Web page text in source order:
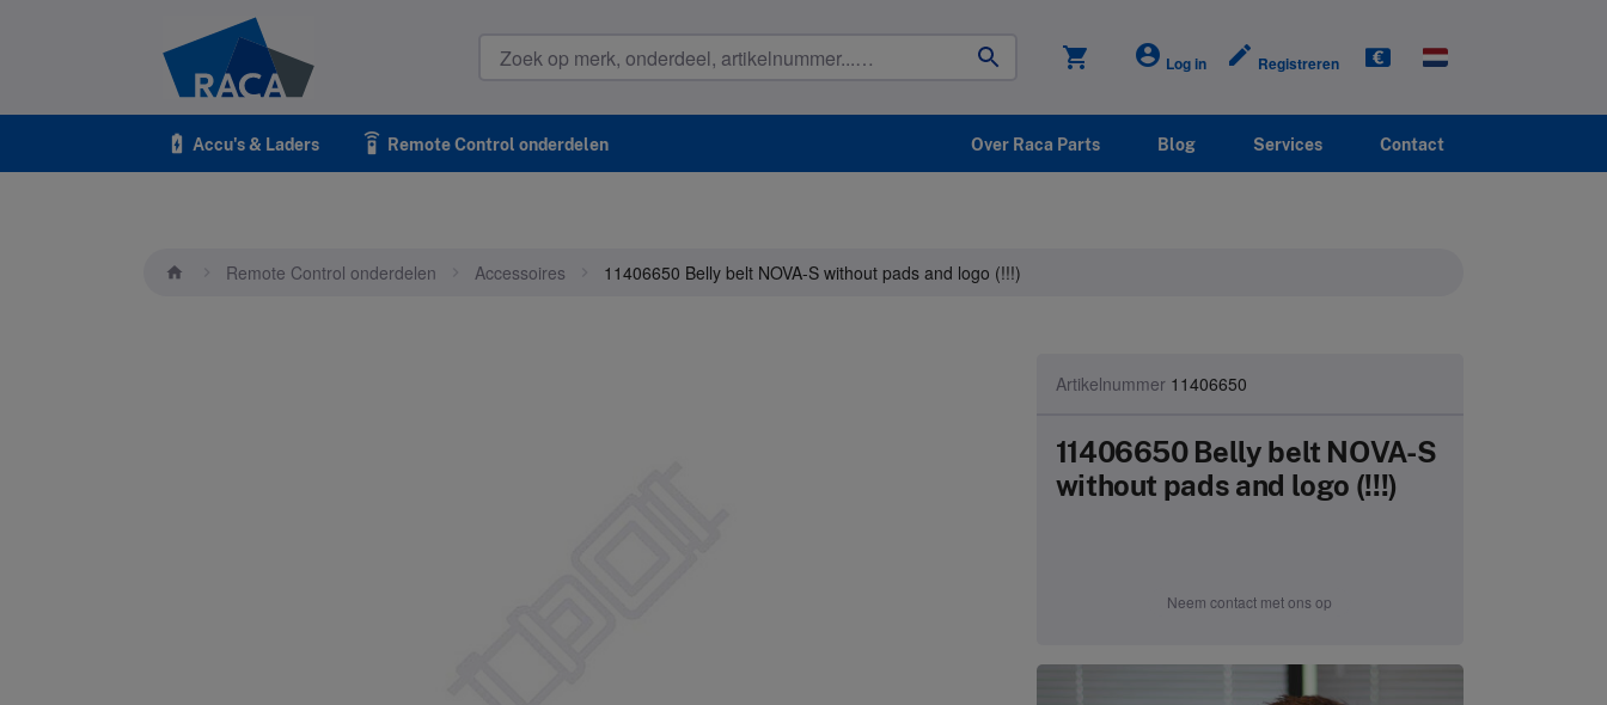
Raca shopping_cart account_circle Log in create Registreren
battery_charging_full Accu's & Laders settings_remote Remote Control onderdelen Over Raca Parts Blog Services Contact
home Remote Control onderdelen Accessoires 11406650 Belly belt NOVA-S without pads and logo (!!!)
Artikelnummer11406650
11406650 Belly belt NOVA-S
without pads and logo (!!!)
Neem contact met ons op